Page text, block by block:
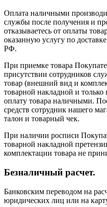
Оплата наличными
службы после получения и
отказываетесь от оплаты
оказанную услугу по
РФ.
При приемке товара
присутствии сотрудников
товар (внешний вид и
товарной накладной и только
оплату товара наличными.
средств сотрудник нашего
талон и товарный чек.
При наличии росписи
товарной накладной
комплектации товара не
Безналичный расчет.
Банковским переводом на
юридических лиц или на